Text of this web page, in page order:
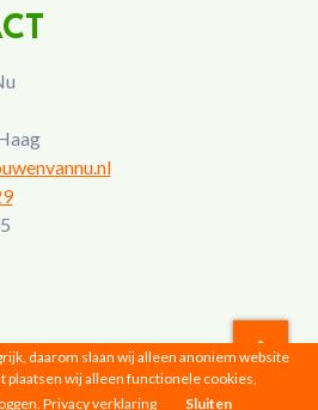
© 2026 |Privacyverklaring
daarom slaan wij alleen anoniem website
plaatsen wij alleen functionele cookies,
Privacy verklaring Sluiten